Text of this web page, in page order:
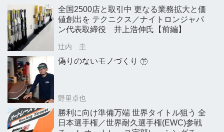
全国2500店と取引中 更なる業務拡大と価
値創出を テクニクス／ナイトロンジャパ
ン代表取締役 井上浩伸氏【前編】
辻内 圭
偽りのないモノづくり ㊦
野里卓也
勝利に向け準備万端 世界タイトル狙う 全
日本選手権／世界耐久選手権(EWC)参戦